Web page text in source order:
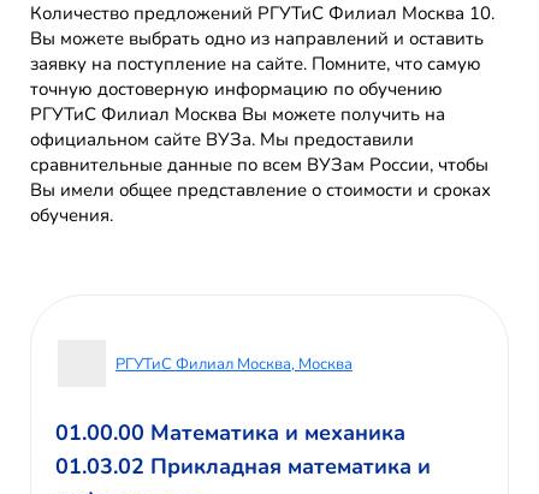
Количество предложений РГУТиС Филиал Москва 10.
Вы можете выбрать одно из направлений и оставить
заявку на поступление на сайте. Помните, что самую
точную достоверную информацию по обучению
РГУТиС Филиал Москва Вы можете получить на
официальном сайте ВУЗа. Мы предоставили
сравнительные данные по всем ВУЗам России, чтобы
Вы имели общее представление о стоимости и сроках
обучения.
РГУТиС Филиал Москва, Москва
01.00.00 Математика и механика
01.03.02 Прикладная математика и